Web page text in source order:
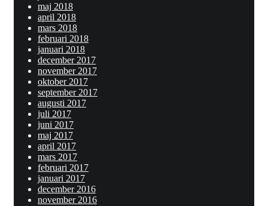
maj 2018
april 2018
mars 2018
februari 2018
januari 2018
december 2017
november 2017
oktober 2017
september 2017
augusti 2017
juli 2017
juni 2017
maj 2017
april 2017
mars 2017
februari 2017
januari 2017
december 2016
november 2016